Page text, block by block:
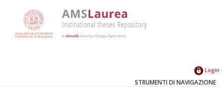
Login
STRUMENTI DI NAVIGAZIONE